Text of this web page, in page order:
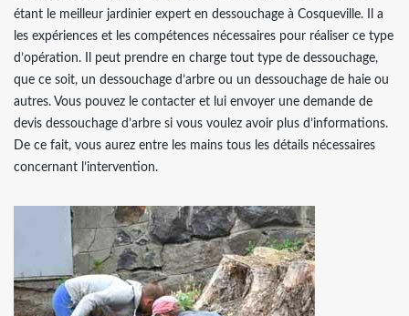
étant le meilleur jardinier expert en dessouchage à Cosqueville. Il a
les expériences et les compétences nécessaires pour réaliser ce type
d’opération. Il peut prendre en charge tout type de dessouchage,
que ce soit, un dessouchage d’arbre ou un dessouchage de haie ou
autres. Vous pouvez le contacter et lui envoyer une demande de
devis dessouchage d’arbre si vous voulez avoir plus d’informations.
De ce fait, vous aurez entre les mains tous les détails nécessaires
concernant l’intervention.